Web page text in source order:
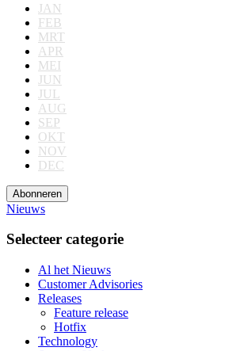
JAN
FEB
MRT
APR
MEI
JUN
JUL
AUG
SEP
OKT
NOV
DEC
Abonneren
Nieuws
Selecteer categorie
Al het Nieuws
Customer Advisories
Releases
Feature release
Hotfix
Technology